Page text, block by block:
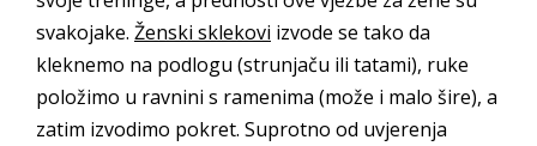
svakojake. Ženski sklekovi izvode se tako da
kleknemo na podlogu (strunjaču ili tatami), ruke
položimo u ravnini s ramenima (može i malo šire), a
zatim izvodimo pokret. Suprotno od uvjerenja